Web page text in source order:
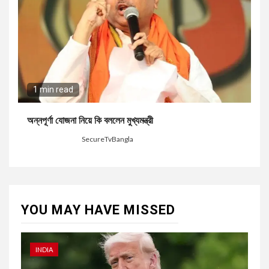
1 min read
অন্নপূর্ণা যোজনা নিয়ে কি বললেন মুখ্যমন্ত্রী
SecureTvBangla
YOU MAY HAVE MISSED
INDIA